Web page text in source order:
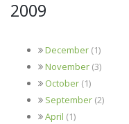
2009
December (1)
November (3)
October (1)
September (2)
April (1)